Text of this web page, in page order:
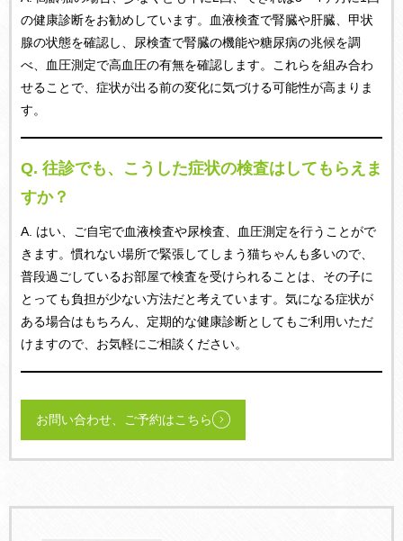
の健康診断をお勧めしています。血液検査で腎臓や肝臓、甲状
腺の状態を確認し、尿検査で腎臓の機能や糖尿病の兆候を調
べ、血圧測定で高血圧の有無を確認します。これらを組み合わ
せることで、症状が出る前の変化に気づける可能性が高まりま
す。
Q. 往診でも、こうした症状の検査はしてもらえま
すか？
A. はい、ご自宅で血液検査や尿検査、血圧測定を行うことがで
きます。慣れない場所で緊張してしまう猫ちゃんも多いので、
普段過ごしているお部屋で検査を受けられることは、その子に
とっても負担が少ない方法だと考えています。気になる症状が
ある場合はもちろん、定期的な健康診断としてもご利用いただ
けますので、お気軽にご相談ください。
お問い合わせ、ご予約はこちら